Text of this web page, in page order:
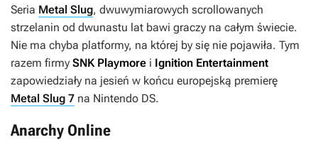
Seria Metal Slug, dwuwymiarowych scrollowanych
strzelanin od dwunastu lat bawi graczy na całym świecie.
Nie ma chyba platformy, na której by się nie pojawiła. Tym
razem firmy SNK Playmore i Ignition Entertainment
zapowiedziały na jesień w końcu europejską premierę
Metal Slug 7 na Nintendo DS.
Anarchy Online